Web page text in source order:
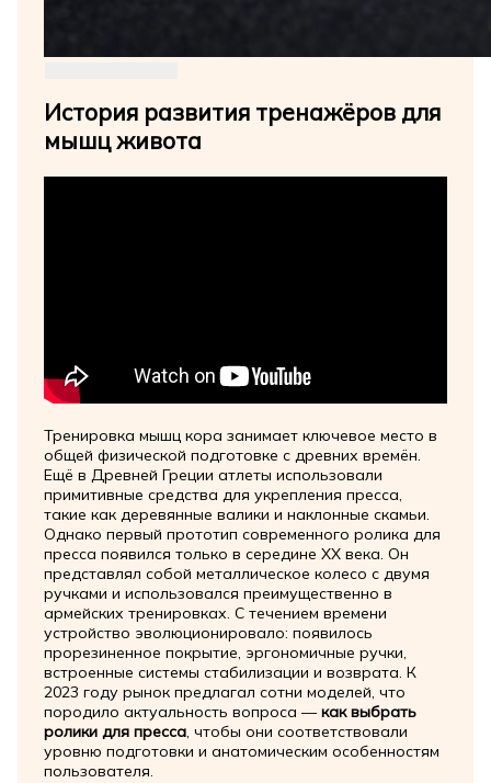
История развития тренажёров для
мышц живота
Тренировка мышц кора занимает ключевое место в
общей физической подготовке с древних времён.
Ещё в Древней Греции атлеты использовали
примитивные средства для укрепления пресса,
такие как деревянные валики и наклонные скамьи.
Однако первый прототип современного ролика для
пресса появился только в середине XX века. Он
представлял собой металлическое колесо с двумя
ручками и использовался преимущественно в
армейских тренировках. С течением времени
устройство эволюционировало: появилось
прорезиненное покрытие, эргономичные ручки,
встроенные системы стабилизации и возврата. К
2023 году рынок предлагал сотни моделей, что
породило актуальность вопроса —как выбрать
ролики для пресса, чтобы они соответствовали
уровню подготовки и анатомическим особенностям
пользователя.